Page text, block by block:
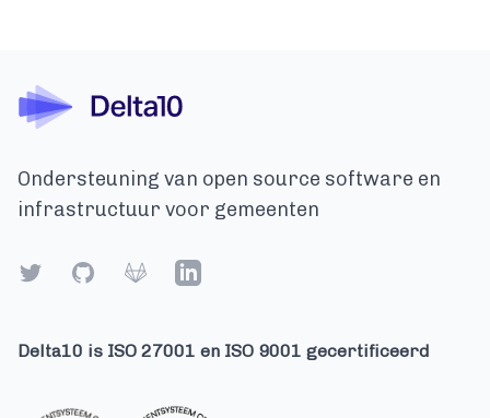
Ondersteuning van open source software en
infrastructuur voor gemeenten
TwitterGitHubGitlab LinkedIn
Delta10 is ISO 27001 en ISO 9001 gecertificeerd